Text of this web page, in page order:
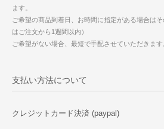
ます。
ご希望の商品到着日、お時間に指定がある場合は
はご注文から1週間以内）
ご希望がない場合、最短で手配させていただきます
支払い方法について
クレジットカード決済 (paypal)